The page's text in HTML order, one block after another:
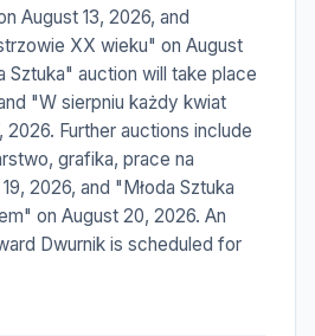
August 13, 2026, and
XX wieku" on August
Sztuka" auction will take place
"W sierpniu każdy kwiat
2026. Further auctions include
grafika, prace na
2026, and "Młoda Sztuka
on August 20, 2026. An
Dwurnik is scheduled for